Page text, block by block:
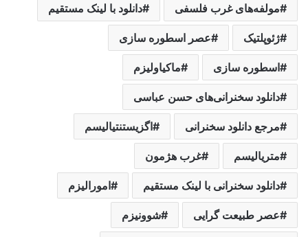
مولفه‌های غرب فلسفی دانلود با لینک مستقیم
ژئوپلتیک عصر اسطوره سازی
اسطوره سازی ماکیاولیزم
دانلود سخنرانی‌های حسن عباسی
مرجع دانلود سخنرانی اگزیستنتیالیسم
متریالیسم غرب هژمون
دانلود سخنرانی با لینک مستقیم امورالیزم
عصر طبیعت گرایی شوونیزم